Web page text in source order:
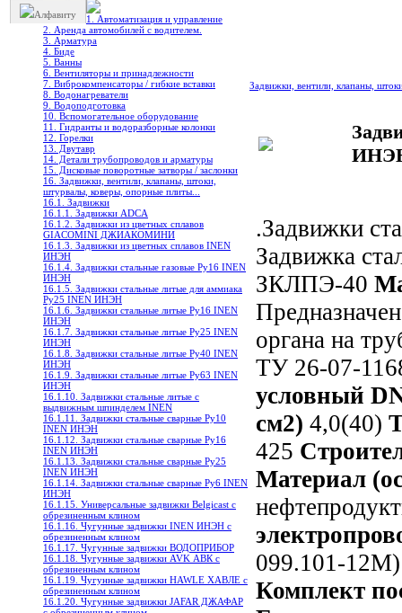
Алфавиту
1. Автоматизация и управление
2. Аренда автомобилей с водителем.
3. Арматура
4. Биде
5. Ванны
6. Вентиляторы и принадлежности
7. Виброкомпенсаторы / гибкие вставки
8. Водонагреватели
9. Водоподготовка
10. Вспомогательное оборудование
11. Гидранты и водоразборные колонки
12. Горелки
13. Двутавр
14. Детали трубопроводов и арматуры
15. Дисковые поворотные затворы / заслонки
16. Задвижки, вентили, клапаны, штоки,
штурвалы, коверы, опорные плиты...
16.1. Задвижки
16.1.1. Задвижки ADCA
16.1.2. Задвижки из цветных сплавов
GIACOMINI ДЖИАКОМИНИ
16.1.3. Задвижки из цветных сплавов INEN
ИНЭН
16.1.4. Задвижки стальные газовые Ру16 INEN
ИНЭН
16.1.5. Задвижки стальные литые для аммиака
Ру25 INEN ИНЭН
16.1.6. Задвижки стальные литые Ру16 INEN
ИНЭН
16.1.7. Задвижки стальные литые Ру25 INEN
ИНЭН
16.1.8. Задвижки стальные литые Ру40 INEN
ИНЭН
16.1.9. Задвижки стальные литые Ру63 INEN
ИНЭН
16.1.10. Задвижки стальные литые с
выдвижным шпинделем INEN
16.1.11. Задвижки стальные сварные Ру10
INEN ИНЭН
16.1.12. Задвижки стальные сварные Ру16
INEN ИНЭН
16.1.13. Задвижки стальные сварные Ру25
INEN ИНЭН
16.1.14. Задвижки стальные сварные Ру6 INEN
ИНЭН
16.1.15. Универсальные задвижки Belgicast с
обрезиненным клином
16.1.16. Чугунные задвижки INEN ИНЭН c
обрезиненным клином
16.1.17. Чугунные задвижки ВОДОПРИБОР
16.1.18. Чугунные задвижки AVK АВК с
обрезиненным клином
16.1.19. Чугунные задвижки HAWLE ХАВЛЕ с
обрезиненным клином
16.1.20. Чугунные задвижки JAFAR ДЖАФАР
Задвижки, вентили, клапаны,
.Задвижки
Задвижка
ЗКЛПЭ-40
органа на
ТУ 26-07-
условный
см2) 4,0(40)
425
Материал
099.101-
Комплект